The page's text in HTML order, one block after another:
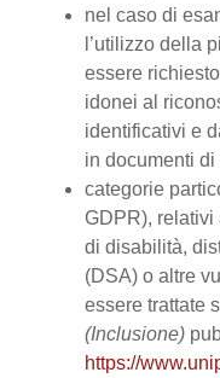
nel caso di
l’utilizzo della
essere
idonei al
identificativi e
in documenti di
categorie
GDPR), relativi
di disabilità,
(DSA) o altre
essere trattate
(Inclusione)
https://